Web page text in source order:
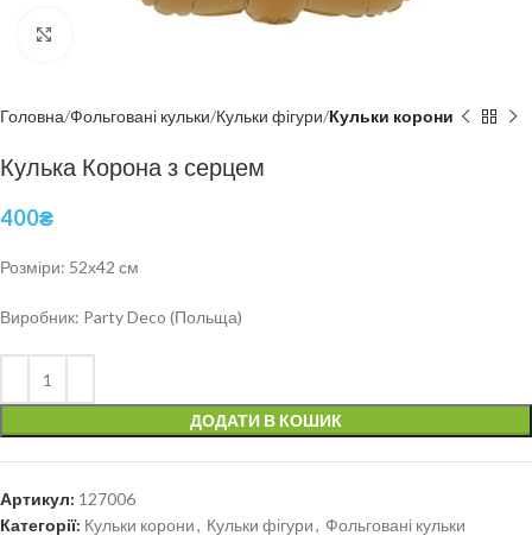
Головна Фольговані кульки Кульки фігури Кульки корони
Кулька Корона з серцем
400₴
Розміри: 52х42 см
Виробник: Party Deco (Польща)
ДОДАТИ В КОШИК
Артикул: 127006
Категорії: Кульки корони, Кульки фігури, Фольговані кульки